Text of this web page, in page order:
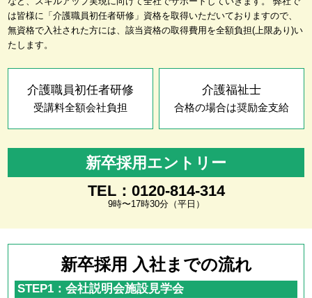
は皆様に「介護職員初任者研修」資格を取得いただいておりますので、
無資格で入社された方には、該当資格の取得費用を全額負担(上限あり)い
たします。
介護職員初任者研修
受講料全額会社負担
介護福祉士
合格の場合は奨励金支給
新卒採用エントリー
TEL：0120-814-314
9時〜17時30分（平日）
新卒採用 入社までの流れ
STEP1：会社説明会施設見学会